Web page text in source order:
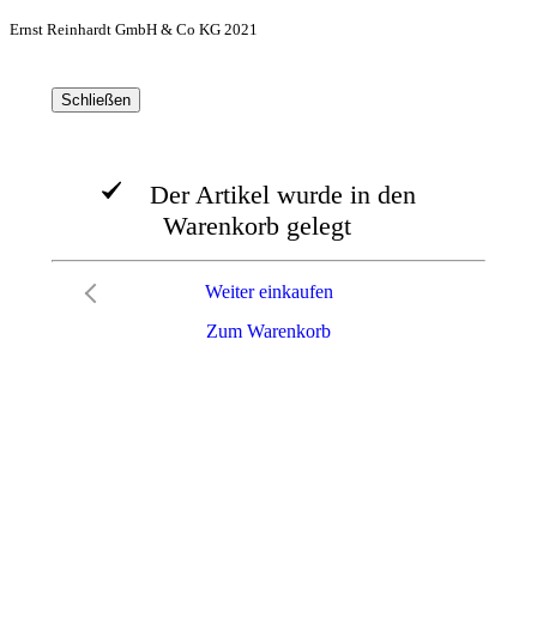
Ernst Reinhardt GmbH & Co KG 2021
Schließen
Der Artikel wurde in den
Warenkorb gelegt
Zum Warenkorb
Weiter einkaufen